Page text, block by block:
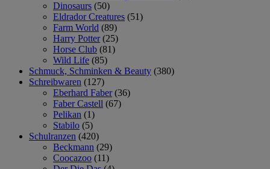
Dinosaurs (50)
Eldrador Creatures (51)
Farm World (89)
Harry Potter (25)
Horse Club (81)
Wild Life (85)
Schmuck, Schminken & Beauty (380)
Schreibwaren (127)
Eberhard Faber (36)
Faber Castell (67)
Pelikan (1)
Stabilo (5)
Schulranzen (420)
Beckmann (29)
Coocazoo (11)